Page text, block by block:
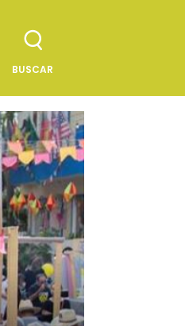
BUSCAR